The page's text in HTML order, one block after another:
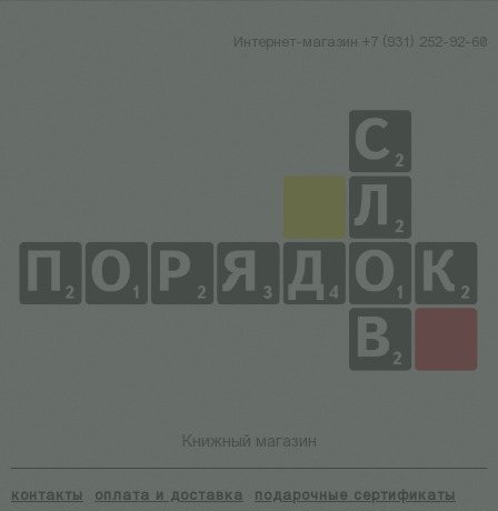
Интернет-магазин +7 (931) 252-92-60
Книжный магазин
контакты оплата и доставка подарочные сертификаты